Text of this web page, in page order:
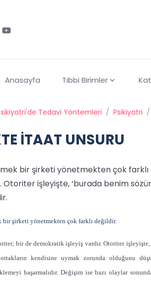
Anasayfa Tıbbi Birimler
Tedavi Yöntemleri / Psikiyatri /
İTAAT UNSURU
bir şirketi yönetmekten çok
Otoriter işleyişte, ‘burada benim
şirketi yönetmekten çok farklı değildir.
bir de demokratik işleyiş vardır. Otoriter işleyişte,
kendisine uymak zorunda olduğunu
başarmalıdır. Değişim ise bazı olaylar